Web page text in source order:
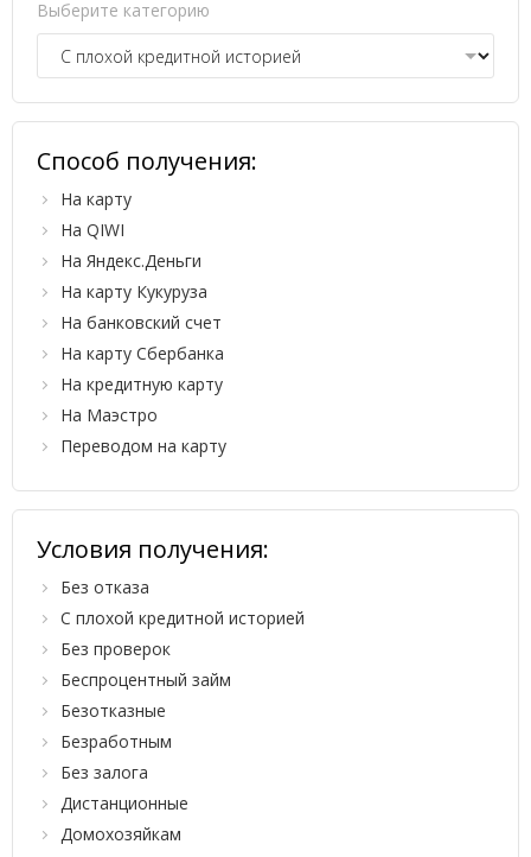
Выберите категорию
Способ получения:
На карту
На QIWI
На Яндекс.Деньги
На карту Кукуруза
На банковский счет
На карту Сбербанка
На кредитную карту
На Маэстро
Переводом на карту
Условия получения:
Без отказа
С плохой кредитной историей
Без проверок
Беспроцентный займ
Безотказные
Безработным
Без залога
Дистанционные
Домохозяйкам